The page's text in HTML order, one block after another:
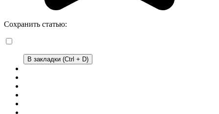
Сохранить статью:
В закладки (Ctrl + D)